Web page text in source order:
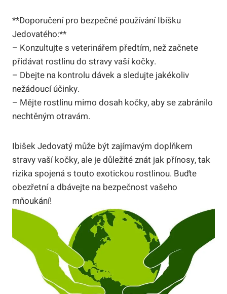
**Doporučení pro bezpečné používání Ibíšku
Jedovatého:**
– Konzultujte s veterinářem předtím, než začnete
přidávat rostlinu do stravy vaší kočky.
– Dbejte na kontrolu dávek a sledujte jakékoliv
nežádoucí účinky.
– Mějte rostlinu mimo dosah kočky, aby se zabránilo
nechtěným otravám.
Ibišek Jedovatý může být zajímavým doplňkem
stravy vaší kočky, ale je důležité znát jak přínosy, tak
rizika spojená s touto exotickou rostlinou. Buďte
obezřetní a dbávejte na bezpečnost vašeho
mňoukání!